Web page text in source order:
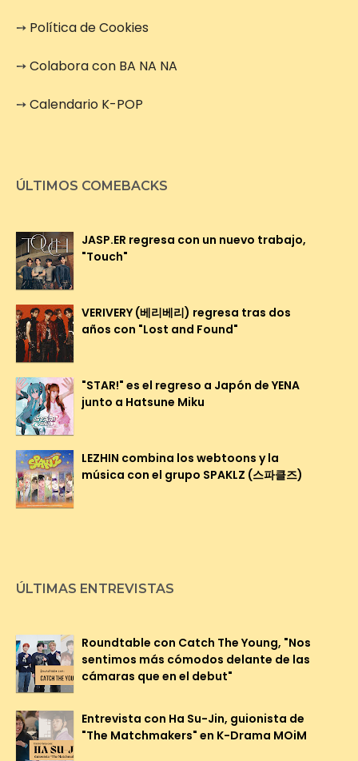
➙ Política de Cookies
➙Colabora con BA NA NA
➙Calendario K-POP
ÚLTIMOS COMEBACKS
JASP.ER regresa con un nuevo trabajo,
"Touch"
VERIVERY (베리베리) regresa tras dos
años con "Lost and Found"
"STAR!" es el regreso a Japón de YENA
junto a Hatsune Miku
LEZHIN combina los webtoons y la
música con el grupo SPAKLZ (스파클즈)
ÚLTIMAS ENTREVISTAS
Roundtable con Catch The Young, "Nos
sentimos más cómodos delante de las
cámaras que en el debut"
Entrevista con Ha Su-Jin, guionista de
"The Matchmakers" en K-Drama MOiM